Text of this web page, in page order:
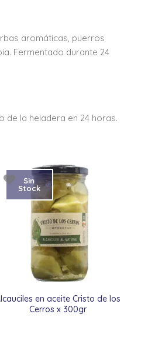
aromáticas, puerros
Fermentado durante 24
de la heladera en 24 horas.
en aceite Cristo de los
Cerros x 300gr
Sin
Stock